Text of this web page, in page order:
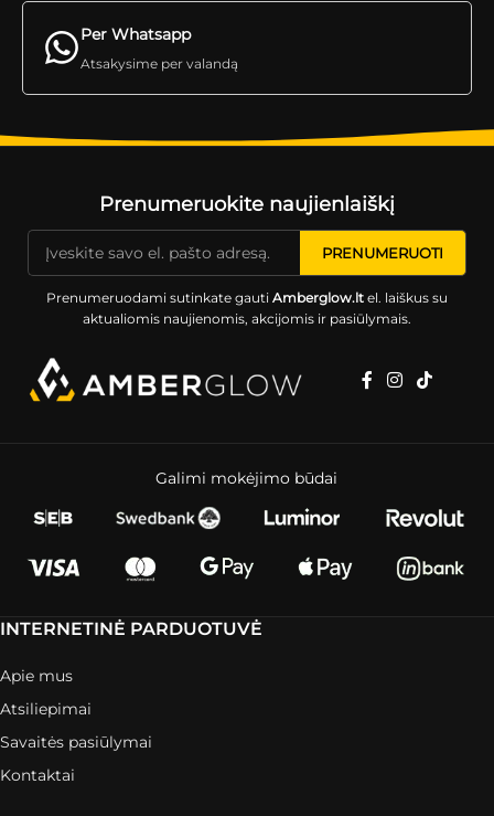
Per Whatsapp
Atsakysime per valandą
Prenumeruokite naujienlaiškį
Prenumeruodami sutinkate gauti Amberglow.ltel. laiškus su
aktualiomis naujienomis, akcijomis ir pasiūlymais.
Galimi mokėjimo būdai
INTERNETINĖ PARDUOTUVĖ
Apie mus
Atsiliepimai
Savaitės pasiūlymai
Kontaktai